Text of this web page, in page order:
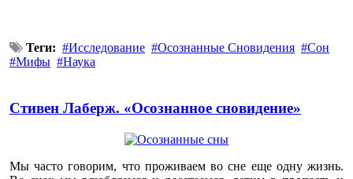
Теги: Исследование Осознанные Сновидения
Сон
Мифы
Наука
Стивен Лаберж. «Осознанное сновидение»
Мы часто говорим, что проживаем во сне еще одну жизнь.